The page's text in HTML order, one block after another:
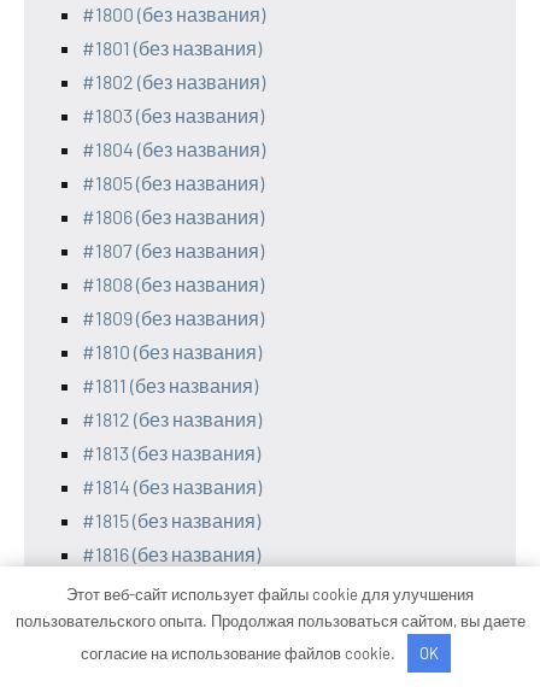
#1800 (без названия)
#1801 (без названия)
#1802 (без названия)
#1803 (без названия)
#1804 (без названия)
#1805 (без названия)
#1806 (без названия)
#1807 (без названия)
#1808 (без названия)
#1809 (без названия)
#1810 (без названия)
#1811 (без названия)
#1812 (без названия)
#1813 (без названия)
#1814 (без названия)
#1815 (без названия)
#1816 (без названия)
#1817 (без названия)
#1818 (без названия)
#1819 (без названия)
Этот веб-сайт использует файлы cookie для улучшения
пользовательского опыта. Продолжая пользоваться сайтом, вы даете
согласие на использование файлов cookie.
OK